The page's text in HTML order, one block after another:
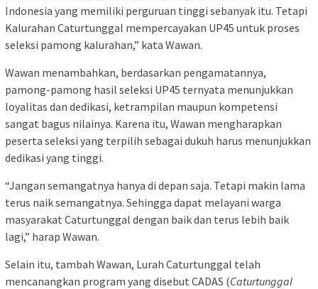
Indonesia yang memiliki perguruan tinggi sebanyak itu. Tetapi
Kalurahan Caturtunggal mempercayakan UP45 untuk proses
seleksi pamong kalurahan,” kata Wawan.
Wawan menambahkan, berdasarkan pengamatannya,
pamong-pamong hasil seleksi UP45 ternyata menunjukkan
loyalitas dan dedikasi, ketrampilan maupun kompetensi
sangat bagus nilainya. Karena itu, Wawan mengharapkan
peserta seleksi yang terpilih sebagai dukuh harus menunjukkan
dedikasi yang tinggi.
“Jangan semangatnya hanya di depan saja. Tetapi makin lama
terus naik semangatnya. Sehingga dapat melayani warga
masyarakat Caturtunggal dengan baik dan terus lebih baik
lagi,” harap Wawan.
Selain itu, tambah Wawan, Lurah Caturtunggal telah
mencanangkan program yang disebut CADAS (Caturtunggal